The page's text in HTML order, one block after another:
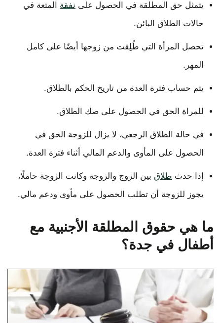
يتمثل حق المطلقة في الحصول على نفقة المتعة في
حالات الطلاق البائن.
تحصل المرأة التي طُلِقت من زوجها أيضًا على كامل
المهر.
يتم حساب فترة العدة من تاريخ الحكم بالطلاق.
للمراة الحق في الحصول على صك الطلاق.
في حالة الطلاق الرجعي، لا يزال للزوجة الحق في
الحصول على المأوى والدعم المالي أثناء فترة العدة.
إذا حدث طلاق بين الزوج والزوجة وكانت الزوجة حاملًا،
يجوز للزوجة أن تطلب الحصول على مأوى ودعم مالي.
ما هي حقوق المطلقة الأجنبية مع
أطفال في جدة؟